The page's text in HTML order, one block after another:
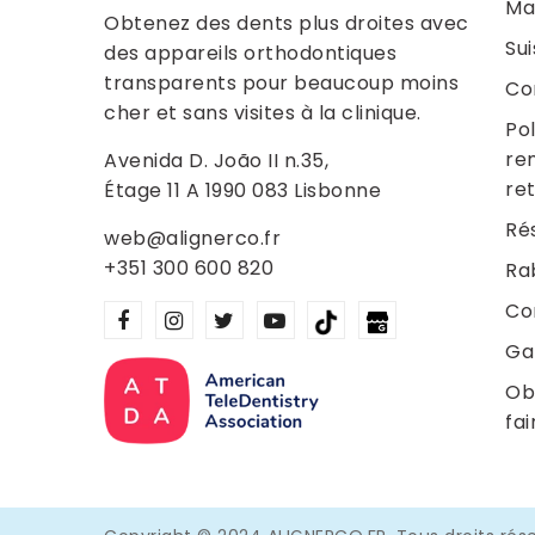
Obtenez des dents plus droites avec
des appareils orthodontiques
transparents pour beaucoup moins
cher et sans visites à la clinique.
Avenida D. João II n.35,
Étage 11 A 1990 083 Lisbonne
web@alignerco.fr
+351 300 600 820